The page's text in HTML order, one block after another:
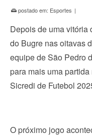
postado em: Esportes |
Depois de uma vitória
do Bugre nas oitavas
equipe de São Pedro
para mais uma
Sicredi de Futebol
O próximo jogo